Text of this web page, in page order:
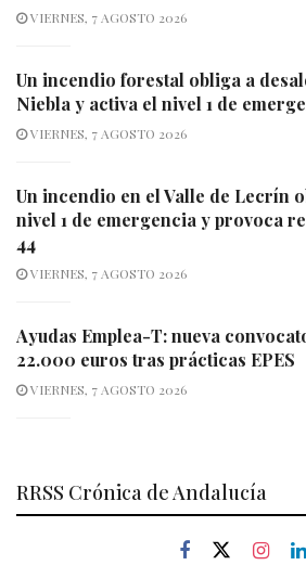
VIERNES, 7 AGOSTO 2026
Un incendio forestal obliga a
Niebla y activa el nivel 1 de
VIERNES, 7 AGOSTO 2026
Un incendio en el Valle de Lecrín
nivel 1 de emergencia y provoca
44
VIERNES, 7 AGOSTO 2026
Ayudas Emplea-T: nueva
22.000 euros tras prácticas EPES
VIERNES, 7 AGOSTO 2026
RRSS Crónica de Andalucía